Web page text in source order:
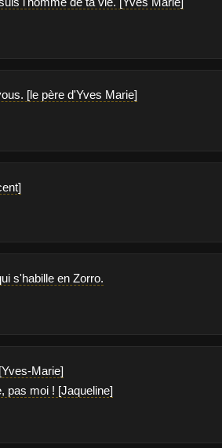
[le père d'Yves Marie]
s'habille en Zorro.
Marie]
pas moi ! [Jaqueline]